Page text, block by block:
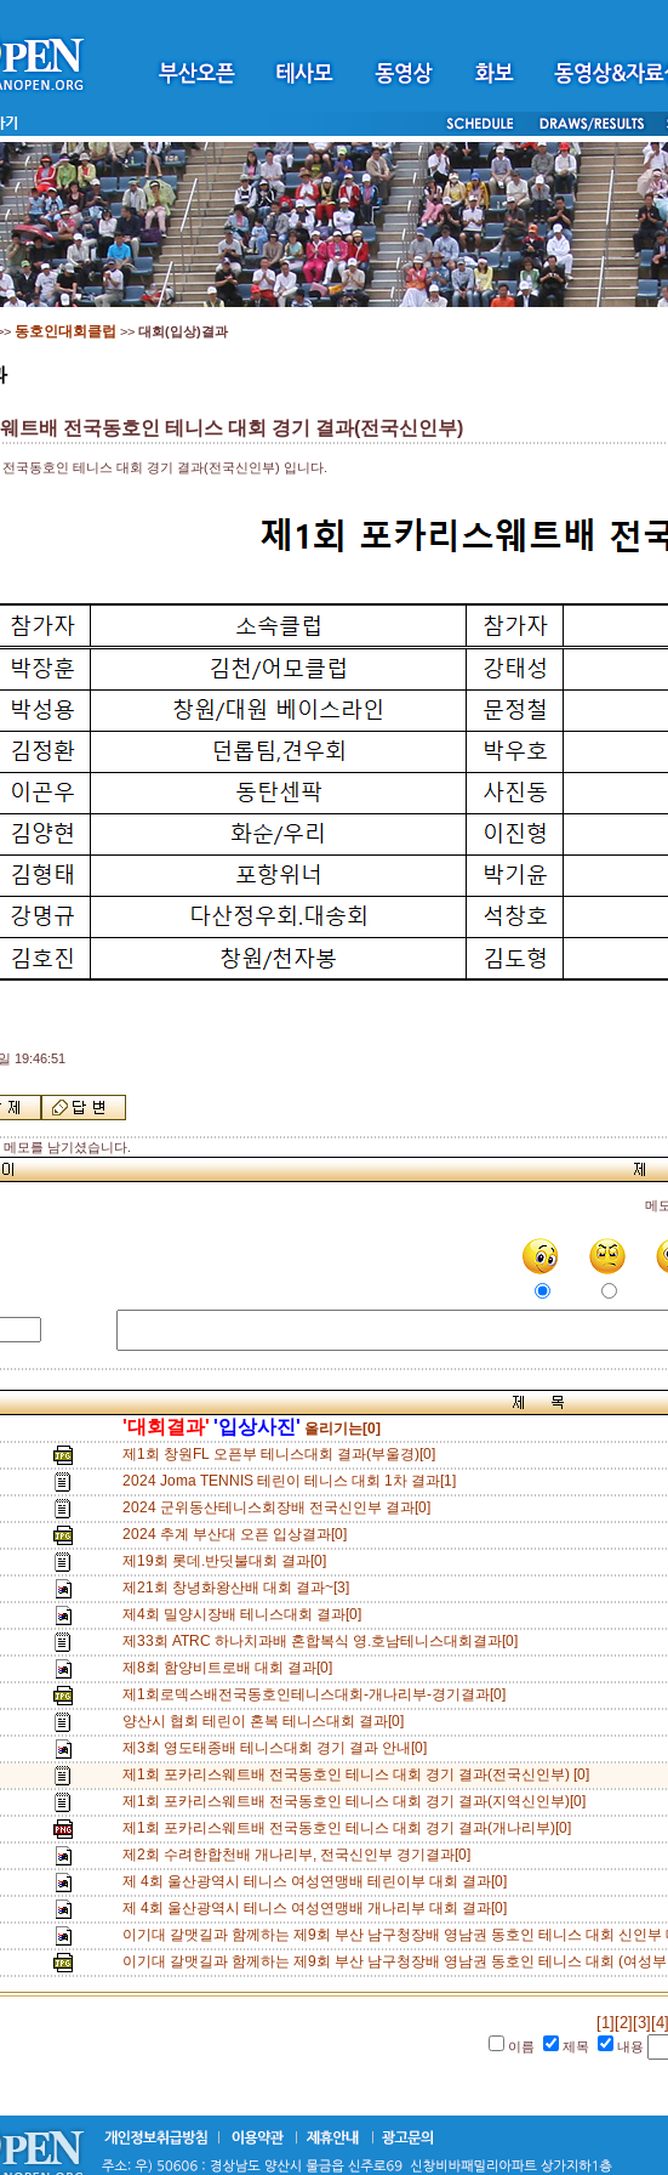
동호인대회클럽 >> 대회(입상)결과
트배 전국동호인 테니스 대회 경기 결과(전국신인부)
국동호인 테니스 대회 경기 결과(전국신인부) 입니다.
19:46:51
메모를 남기셨습니다.
메
'대회결과' '입상사진' 올리기는[0]
제1회 창원FL 오픈부 테니스대회 결과(부울경)[0]
2024 Joma TENNIS 테린이 테니스 대회 1차 결과[1]
2024 군위동산테니스회장배 전국신인부 결과[0]
2024 추계 부산대 오픈 입상결과[0]
제19회 롯데.반딧불대회 결과[0]
제21회 창녕화왕산배 대회 결과~[3]
제4회 밀양시장배 테니스대회 결과[0]
제33회 ATRC 하나치과배 혼합복식 영.호남테니스대회결과[0]
제8회 함양비트로배 대회 결과[0]
제1회로덱스배전국동호인테니스대회-개나리부-경기결과[0]
양산시 협회 테린이 혼복 테니스대회 결과[0]
제3회 영도태종배 테니스대회 경기 결과 안내[0]
제1회 포카리스웨트배 전국동호인 테니스 대회 경기 결과(전국신인부) [0]
제1회 포카리스웨트배 전국동호인 테니스 대회 경기 결과(지역신인부)[0]
제1회 포카리스웨트배 전국동호인 테니스 대회 경기 결과(개나리부)[0]
제2회 수려한합천배 개나리부, 전국신인부 경기결과[0]
제 4회 울산광역시 테니스 여성연맹배 테린이부 대회 결과[0]
제 4회 울산광역시 테니스 여성연맹배 개나리부 대회 결과[0]
이기대 갈맷길과 함께하는 제9회 부산 남구청장배 영남권 동호인 테니스 대회 신인부
이기대 갈맷길과 함께하는 제9회 부산 남구청장배 영남권 동호인 테니스 대회 (여성
[1] [2] [3] [4]
이름 제목 내용